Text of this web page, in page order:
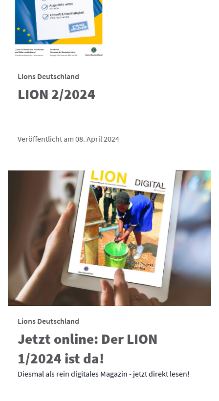
Lions Deutschland
LION 2/2024
Veröffentlicht am 08. April 2024
Lions Deutschland
Jetzt online: Der LION
1/2024 ist da!
Diesmal als rein digitales Magazin - jetzt direkt lesen!